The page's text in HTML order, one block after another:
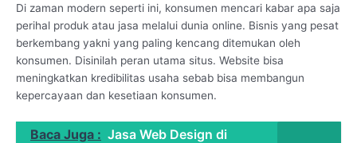
Di zaman modern seperti ini, konsumen mencari kabar apa saja
perihal produk atau jasa melalui dunia online. Bisnis yang pesat
berkembang yakni yang paling kencang ditemukan oleh
konsumen. Disinilah peran utama situs. Website bisa
meningkatkan kredibilitas usaha sebab bisa membangun
kepercayaan dan kesetiaan konsumen.
Baca Juga : Jasa Web Design di